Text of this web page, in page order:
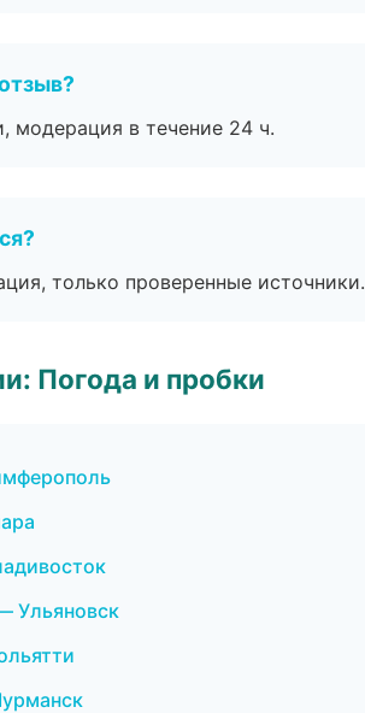
модерация в течение 24 ч.
только проверенные источники.
Погода и пробки
Ульяновск